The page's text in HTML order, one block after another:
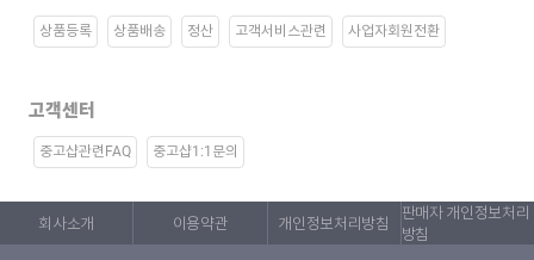
상품등록 상품배송 정산 고객서비스관련 사업자회원전환
고객센터
중고샵관련FAQ 중고샵1:1문의
회사소개 이용약관 개인정보처리방침
판매자 개인정보처리
방침